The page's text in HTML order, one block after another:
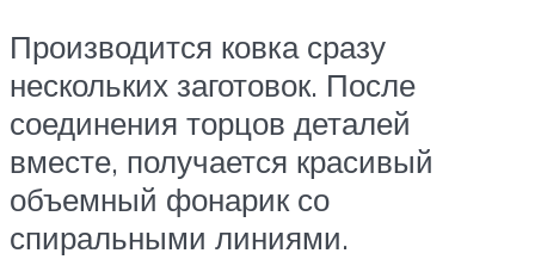
Производится ковка сразу
нескольких заготовок. После
соединения торцов деталей
вместе, получается красивый
объемный фонарик со
спиральными линиями.